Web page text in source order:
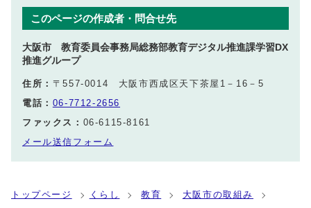
このページの作成者・問合せ先
大阪市 教育委員会事務局総務部教育デジタル推進課学習DX
推進グループ
住所： 〒557-0014 大阪市西成区天下茶屋1－16－5
電話： 06-7712-2656
ファックス： 06-6115-8161
メール送信フォーム
トップページ くらし 教育 大阪市の取組み